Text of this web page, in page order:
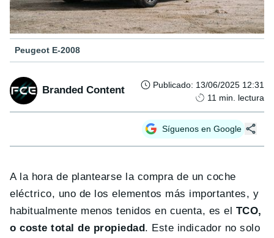
Peugeot E-2008
Branded Content Publicado: 13/06/2025 12:31
11 min. lectura
Síguenos en Google
A la hora de plantearse la compra de un coche
eléctrico, uno de los elementos más importantes, y
habitualmente menos tenidos en cuenta, es el TCO,
o coste total de propiedad. Este indicador no solo